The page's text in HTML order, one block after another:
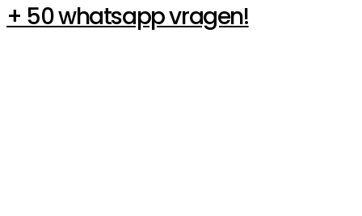
+ 50 whatsapp vragen!